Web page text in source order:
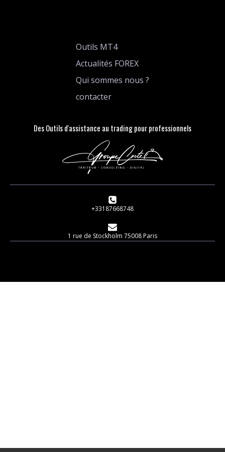
Outils MT4
Actualités FOREX
Qui sommes nous ?
contacter
Des Outils d'assistance au trading pour professionnels
+33187668748
1 rue de Stockholm 75008 Paris